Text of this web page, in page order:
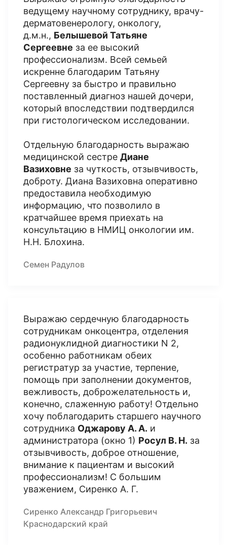
ведущему научному сотруднику, врачу-
дерматовенерологу, онкологу,
д.м.н., Белышевой Татьяне
Сергеевне за ее высокий
профессионализм. Всей семьей
искренне благодарим Татьяну
Сергеевну за быстро и правильно
поставленный диагноз нашей дочери,
который впоследствии подтвердился
при гистологическом исследовании.
Отдельную благодарность выражаю
медицинской сестре Диане
Вазиховне за чуткость, отзывчивость,
доброту. Диана Вазиховна оперативно
предоставила необходимую
информацию, что позволило в
кратчайшее время приехать на
консультацию в НМИЦ онкологии им.
Н.Н. Блохина.
Семен Радулов
Выражаю сердечную благодарность
сотрудникам онкоцентра, отделения
радионуклидной диагностики N 2,
особенно работникам обеих
регистратур за участие, терпение,
помощь при заполнении документов,
вежливость, доброжелательность и,
конечно, слаженную работу! Отдельно
хочу поблагодарить старшего научного
сотрудника Оджарову А. А. и
администратора (окно 1) Росул В. Н. за
отзывчивость, доброе отношение,
внимание к пациентам и высокий
профессионализм! С большим
уважением, Сиренко А. Г.
Сиренко Александр Григорьевич
Краснодарский край